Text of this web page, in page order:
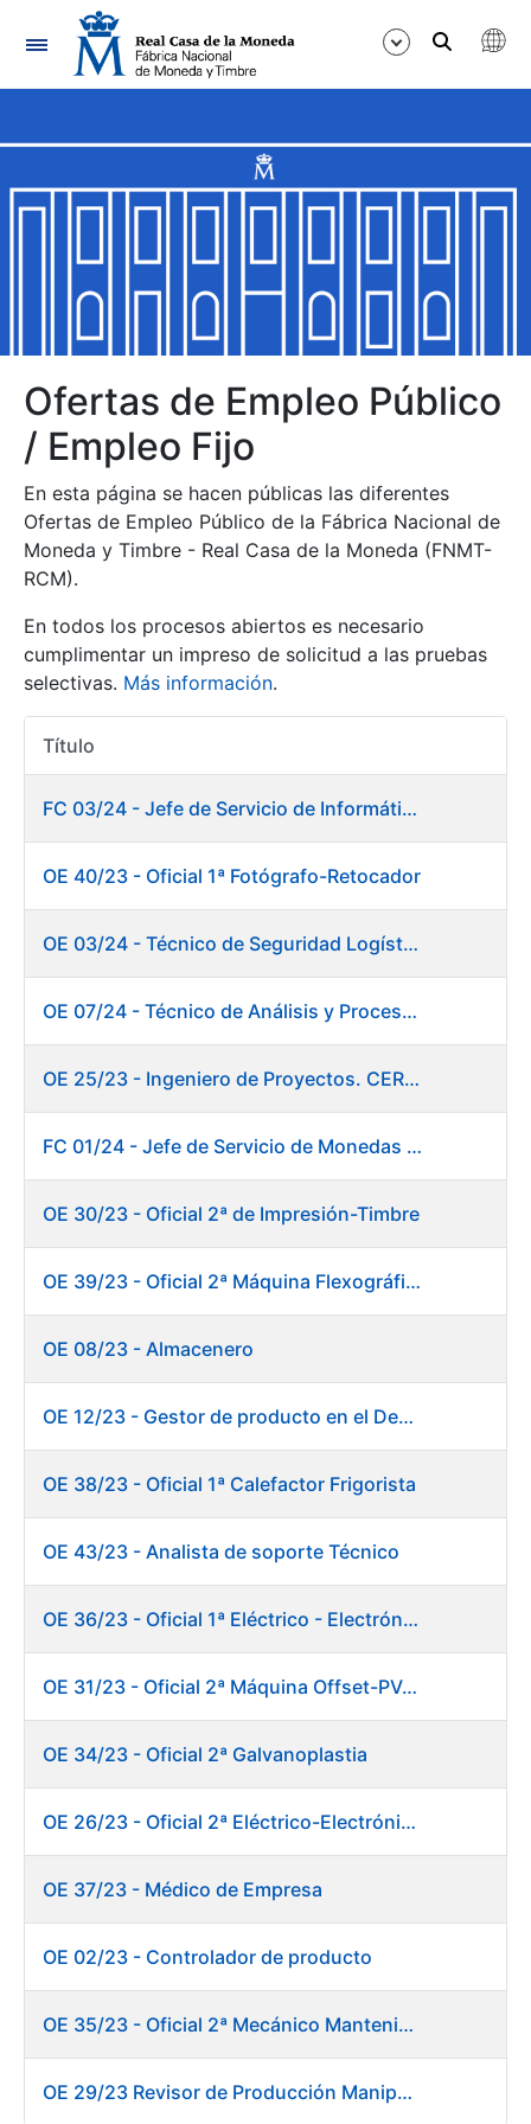
Navegación
Mostrar/Ocultar
Mostrar/Ocultar
Mostrar/Ocultar
Mostrar/Ocultar
Mostrar/Ocultar
Mostrar/Ocultar
Mostrar/Ocultar
Mostrar/Ocultar
Ofertas de Empleo Público
/ Empleo Fijo
En esta página se hacen públicas las diferentes
Ofertas de Empleo Público de la Fábrica Nacional de
Moneda y Timbre - Real Casa de la Moneda (FNMT-
RCM).
En todos los procesos abiertos es necesario
cumplimentar un impreso de solicitud a las pruebas
selectivas. Más información.
Título
FC 03/24 - Jefe de Servicio de Informática de Gestión y Procesos
OE 40/23 - Oficial 1ª Fotógrafo-Retocador
OE 03/24 - Técnico de Seguridad Logística
OE 07/24 - Técnico de Análisis y Procesos de Laboratorio
OE 25/23 - Ingeniero de Proyectos. CERES
FC 01/24 - Jefe de Servicio de Monedas Conmemorativas
OE 30/23 - Oficial 2ª de Impresión-Timbre
OE 39/23 - Oficial 2ª Máquina Flexográfica y Finalizado
OE 08/23 - Almacenero
OE 12/23 - Gestor de producto en el Departamento Fábrica de Papel (Burgos)
OE 38/23 - Oficial 1ª Calefactor Frigorista
OE 43/23 - Analista de soporte Técnico
OE 36/23 - Oficial 1ª Eléctrico - Electrónico Mantenimiento Destacado
OE 31/23 - Oficial 2ª Máquina Offset-PVC 2+colores
OE 34/23 - Oficial 2ª Galvanoplastia
OE 26/23 - Oficial 2ª Eléctrico-Electrónico Mantenimiento Destacado
OE 37/23 - Médico de Empresa
OE 02/23 - Controlador de producto
OE 35/23 - Oficial 2ª Mecánico Mantenimiento Destacado
OE 29/23 Revisor de Producción Manipulado Timbre